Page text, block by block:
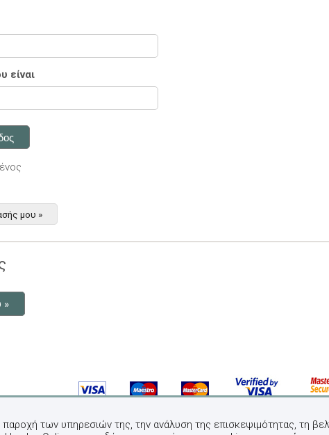
είναι
μου »
»
των υπηρεσιών της, την ανάλυση της επισκεψιμότητας, τη